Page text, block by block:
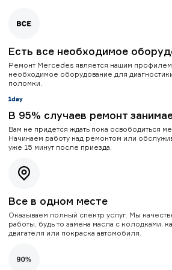
Есть все необходимое
Ремонт Mercedes является нашим
необходимое оборудование для
поломки.
В 95% случаев ремонт
Вам не придется ждать пока освободиться
Начинаем работу над ремонтом или
уже 15 минут после приезда.
Все в одном месте
Оказываем полный спектр услуг. Мы
работы, будь то замена масла с колодками,
двигателя или покраска автомобиля.